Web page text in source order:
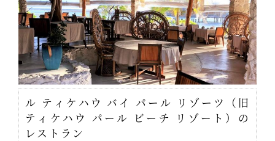
ル ティケハウ バイ パール リゾーツ（旧
ティケハウ パール ビーチ リゾート）の
レストラン